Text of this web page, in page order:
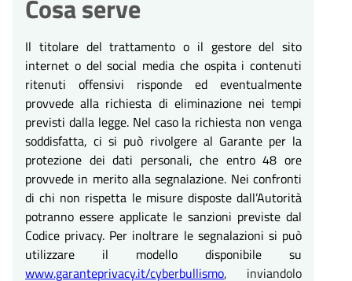
Cosa serve
Il titolare del trattamento o il gestore del sito
internet o del social media che ospita i contenuti
ritenuti offensivi risponde ed eventualmente
provvede alla richiesta di eliminazione nei tempi
previsti dalla legge. Nel caso la richiesta non venga
soddisfatta, ci si può rivolgere al Garante per la
protezione dei dati personali, che entro 48 ore
provvede in merito alla segnalazione. Nei confronti
di chi non rispetta le misure disposte dall’Autorità
potranno essere applicate le sanzioni previste dal
Codice privacy. Per inoltrare le segnalazioni si può
utilizzare il modello disponibile su
www.garanteprivacy.it/cyberbullismo, inviandolo